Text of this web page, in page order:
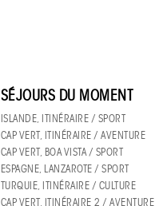
SÉJOURS DU MOMENT
ISLANDE, ITINÉRAIRE / SPORT
CAP VERT, ITINÉRAIRE / AVENTURE
CAP VERT, BOA VISTA / SPORT
ESPAGNE, LANZAROTE / SPORT
TURQUIE, ITINÉRAIRE / CULTURE
CAP VERT, ITINÉRAIRE 2 / AVENTURE